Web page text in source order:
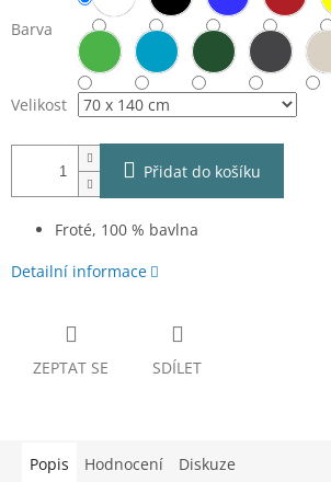
Barva
Velikost
Přidat do košíku
Froté, 100 % bavlna
Detailní informace
ZEPTAT SE SDÍLET
Popis Hodnocení Diskuze